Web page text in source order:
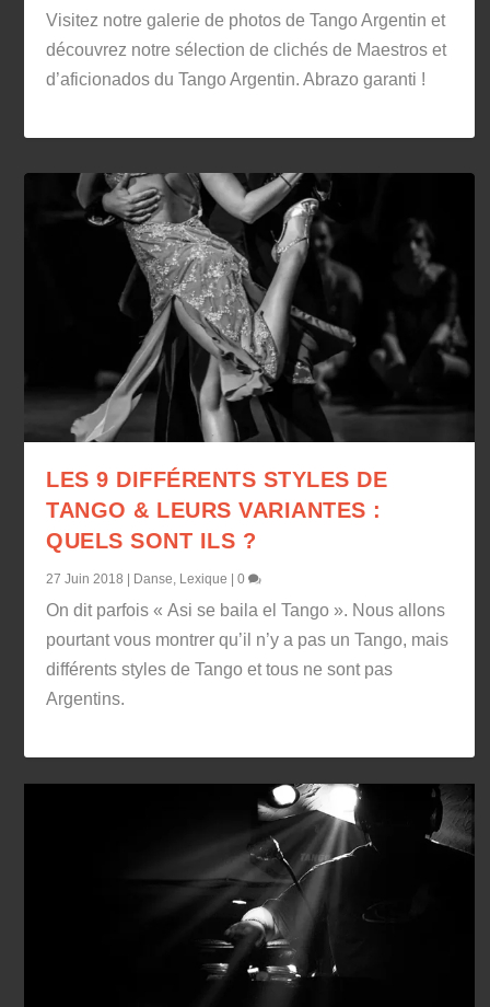
Visitez notre galerie de photos de Tango Argentin et
découvrez notre sélection de clichés de Maestros et
d’aficionados du Tango Argentin. Abrazo garanti !
LES 9 DIFFÉRENTS STYLES DE
TANGO & LEURS VARIANTES :
QUELS SONT ILS ?
27 Juin 2018 Danse, Lexique |0
On dit parfois « Asi se baila el Tango ». Nous allons
pourtant vous montrer qu’il n’y a pas un Tango, mais
différents styles de Tango et tous ne sont pas
Argentins.